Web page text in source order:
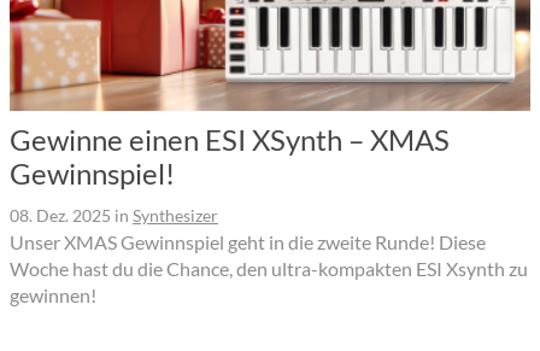
Gewinne einen ESI XSynth – XMAS
Gewinnspiel!
08. Dez. 2025 in Synthesizer
Unser XMAS Gewinnspiel geht in die zweite Runde! Diese
Woche hast du die Chance, den ultra-kompakten ESI Xsynth zu
gewinnen!